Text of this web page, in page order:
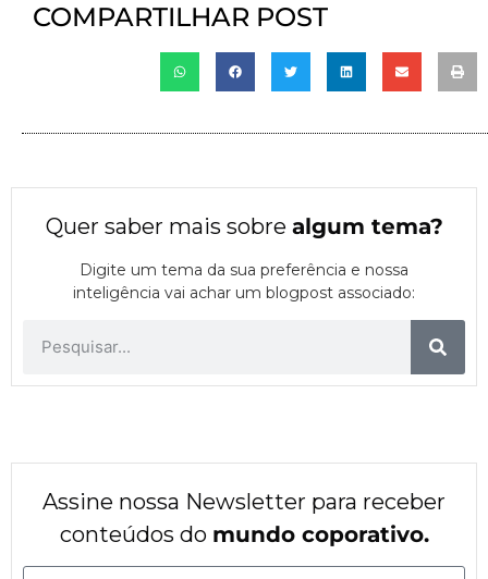
COMPARTILHAR POST
Quer saber mais sobre algum tema?
Digite um tema da sua preferência e nossa
inteligência vai achar um blogpost associado:
Assine nossa Newsletter para receber
conteúdos do mundo coporativo.